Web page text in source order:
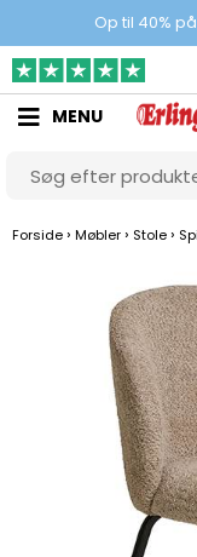
Op til 40%
MENU
Forside › Møbler › Stole ›